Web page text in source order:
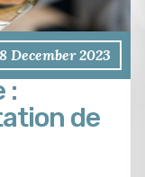
December 2023
:
de